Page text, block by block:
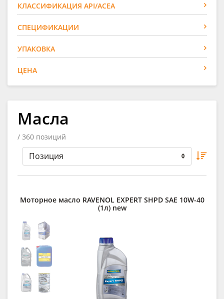
КЛАССИФИКАЦИЯ API/ACEA
СПЕЦИФИКАЦИИ
УПАКОВКА
ЦЕНА
Масла
/ 360 позиций
Моторное масло RAVENOL EXPERT SHPD SAE 10W-40
(1л) new